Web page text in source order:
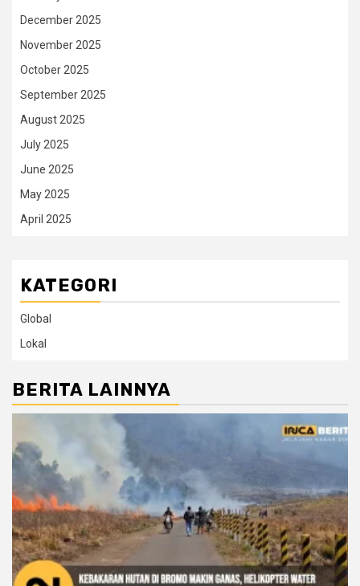
December 2025
November 2025
October 2025
September 2025
August 2025
July 2025
June 2025
May 2025
April 2025
KATEGORI
Global
Lokal
BERITA LAINNYA